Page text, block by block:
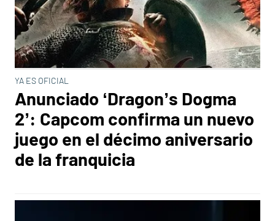
YA ES OFICIAL
Anunciado ‘Dragon’s Dogma
2’: Capcom confirma un nuevo
juego en el décimo aniversario
de la franquicia